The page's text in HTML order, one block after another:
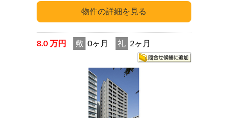
8.0 万円 敷 0ヶ月 礼 2ヶ月